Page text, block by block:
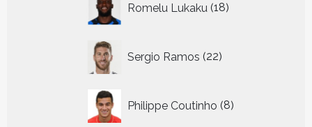
Romelu Lukaku 18
producten
Sergio Ramos 22
producten
Philippe Coutinho 8
producten